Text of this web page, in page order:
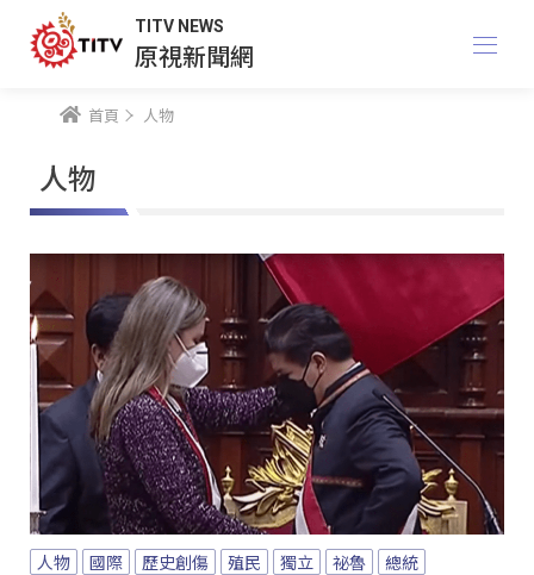
TITV NEWS
原視新聞網
首頁 人物
人物
人物 國際 歷史創傷 殖民 獨立 祕魯 總統